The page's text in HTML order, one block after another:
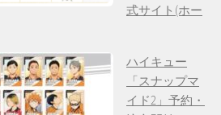
式サイト(ホー
ハイキュー
「スナップマ
イド2」予約・